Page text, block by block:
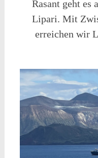
Rasant geht es
Lipari. Mit
erreichen wir